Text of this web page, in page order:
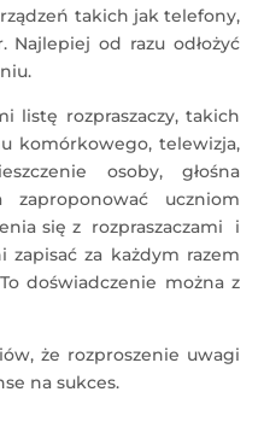
takich jak telefony,
od razu odłożyć
listę rozpraszaczy, takich
komórkowego, telewizja,
osoby, głośna
zaproponować uczniom
się z rozpraszaczami i
za każdym razem
doświadczenie można z
że rozproszenie uwagi
na sukces.